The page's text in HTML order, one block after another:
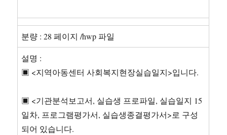
분량 : 28 페이지 /hwp 파일
설명 :
▣ <지역아동센터 사회복지현장실습일지>입니다.
▣ <기관분석보고서, 실습생 프로파일, 실습일지 15
일차, 프로그램평가서, 실습생종결평가서>로 구성
되어 있습니다.